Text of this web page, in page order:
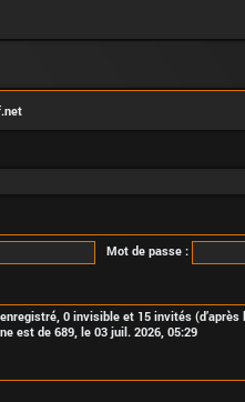
Mot de passe :
0 invisible et 15 invités
est de 689 , le 03 juil. 2026, 05:29